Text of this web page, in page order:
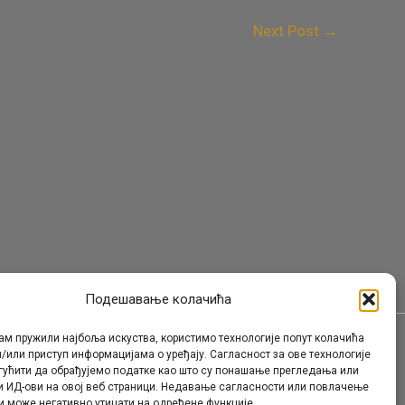
Подешавање колачића
пружили најбоља искуства, користимо технологије попут колачића
приступ информацијама о уређају. Сагласност за ове технологије
да обрађујемо податке као што су понашање прегледања или
ИД-ови на овој веб страници. Недавање сагласности или повлачење
Next Post →
Контакт